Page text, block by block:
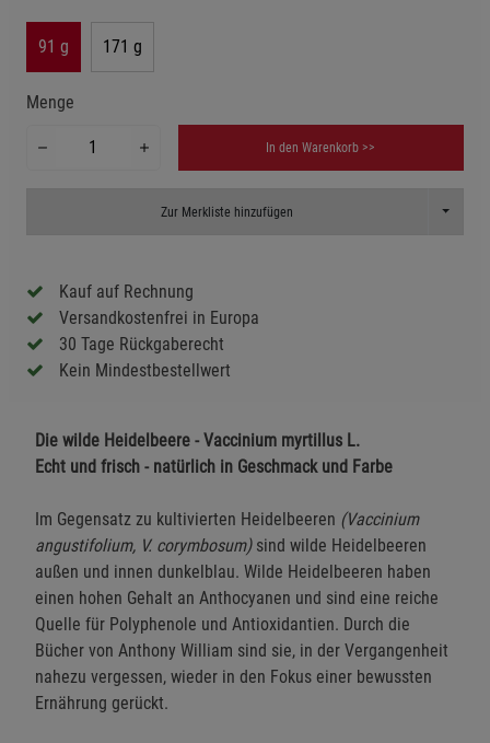
91 g 171 g
Menge
In den Warenkorb >>
Zur Merkliste hinzufügen Toggle
Kauf auf Rechnung
Versandkostenfrei in Europa
30 Tage Rückgaberecht
Kein Mindestbestellwert
Die wilde Heidelbeere - Vaccinium myrtillus L.
Echt und frisch - natürlich in Geschmack und Farbe
Im Gegensatz zu kultivierten Heidelbeeren (Vaccinium
angustifolium, V. corymbosum)sind wilde Heidelbeeren
außen und innen dunkelblau. Wilde Heidelbeeren haben
einen hohen Gehalt an Anthocyanen und sind eine reiche
Quelle für Polyphenole und Antioxidantien. Durch die
Bücher von Anthony William sind sie, in der Vergangenheit
nahezu vergessen, wieder in den Fokus einer bewussten
Ernährung gerückt.